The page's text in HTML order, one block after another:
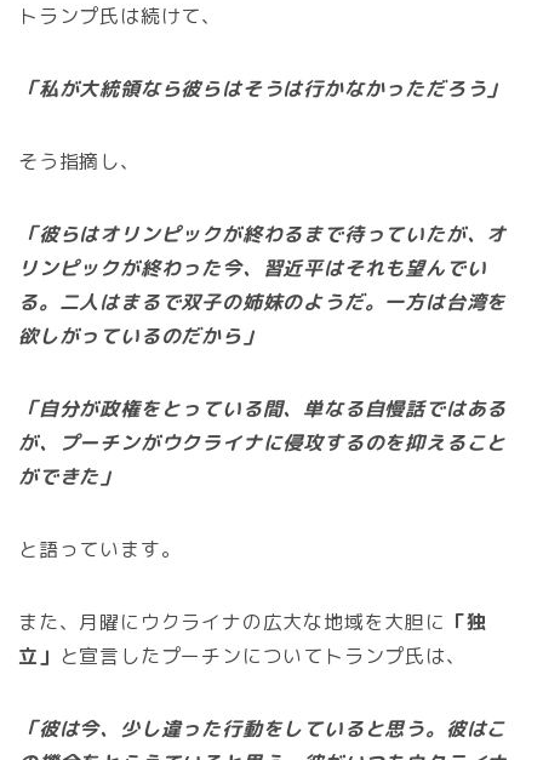
トランプ氏は続けて、
「私が大統領なら彼らはそうは行かなかっただろう」
そう指摘し、
「彼らはオリンピックが終わるまで待っていたが、オ
リンピックが終わった今、習近平はそれも望んでい
る。二人はまるで双子の姉妹のようだ。一方は台湾を
欲しがっているのだから」
「自分が政権をとっている間、単なる自慢話ではある
が、プーチンがウクライナに侵攻するのを抑えること
ができた」
と語っています。
また、月曜にウクライナの広大な地域を大胆に 「独
立」 と宣言したプーチンについてトランプ氏は、
「彼は今、少し違った行動をしていると思う。彼はこ